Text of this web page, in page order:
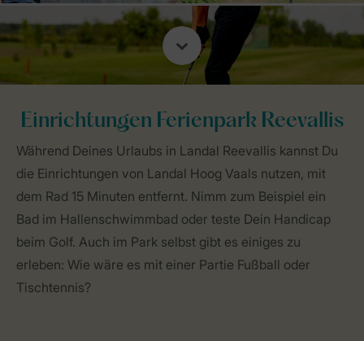
Einrichtungen Ferienpark Reevallis
Während Deines Urlaubs in Landal Reevallis kannst Du
die Einrichtungen von Landal Hoog Vaals nutzen, mit
dem Rad 15 Minuten entfernt. Nimm zum Beispiel ein
Bad im Hallenschwimmbad oder teste Dein Handicap
beim Golf. Auch im Park selbst gibt es einiges zu
erleben: Wie wäre es mit einer Partie Fußball oder
Tischtennis?